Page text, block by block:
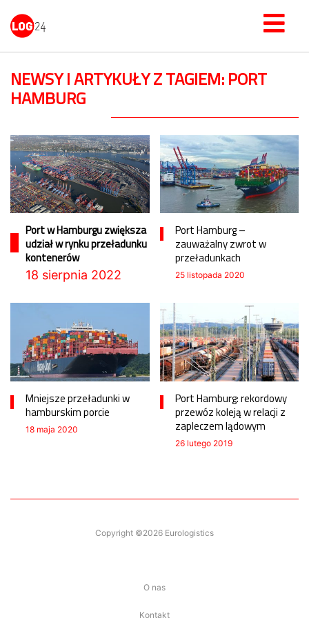
NEWSY I ARTYKUŁY Z TAGIEM: PORT
HAMBURG
Port w Hamburgu zwiększa
udział w rynku przeładunku
kontenerów
18 sierpnia 2022
Port Hamburg –
zauważalny zwrot w
przeładunkach
25 listopada 2020
Mniejsze przeładunki w
hamburskim porcie
18 maja 2020
Port Hamburg: rekordowy
przewóz koleją w relacji z
zapleczem lądowym
26 lutego 2019
Copyright ©2026 Eurologistics
O nas
Kontakt